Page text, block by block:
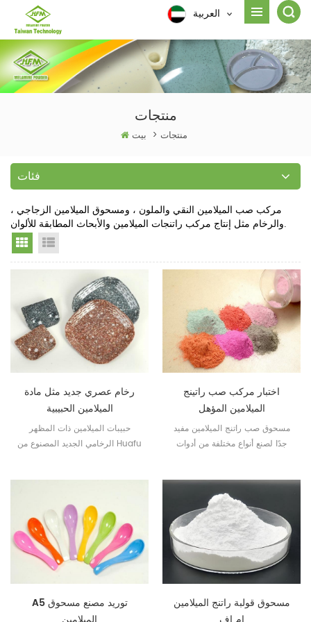
العربية
منتجات
بيت > منتجات
فئات
مركب صب الميلامين النقي والملون ، ومسحوق الميلامين الزجاجي ،
Grid View
رخام عصري جديد مثل مادة
الميلامين الحبيبية
حبيبات الميلامين ذات المظهر
الرخامي الجديد المصنوع من Huafu
اختبار مركب صب راتينج
الميلامين المؤهل
مسحوق صب راتنج الميلامين مفيد
جدًا لصنع أنواع مختلفة من أدوات
A5 توريد مصنع مسحوق
مسحوق قولبة راتنج الميلامين